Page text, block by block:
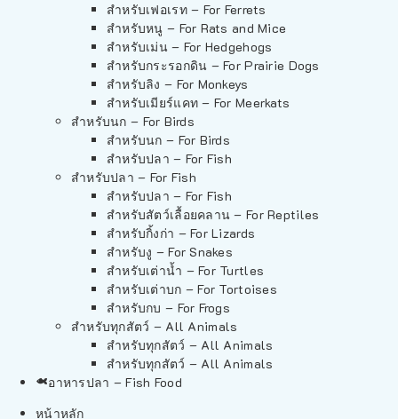
สำหรับเฟอเรท – For Ferrets
สำหรับหนู – For Rats and Mice
สำหรับเม่น – For Hedgehogs
สำหรับกระรอกดิน – For Prairie Dogs
สำหรับลิง – For Monkeys
สำหรับเมียร์แคท – For Meerkats
สำหรับนก – For Birds
สำหรับนก – For Birds
สำหรับปลา – For Fish
สำหรับปลา – For Fish
สำหรับปลา – For Fish
สำหรับสัตว์เลื้อยคลาน – For Reptiles
สำหรับกิ้งก่า – For Lizards
สำหรับงู – For Snakes
สำหรับเต่าน้ำ – For Turtles
สำหรับเต่าบก – For Tortoises
สำหรับกบ – For Frogs
สำหรับทุกสัตว์ – All Animals
สำหรับทุกสัตว์ – All Animals
สำหรับทุกสัตว์ – All Animals
อาหารปลา – Fish Food
หน้าหลัก